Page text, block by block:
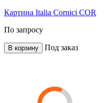
Картина Italia Cornici COR
По запросу
В корзину Под заказ